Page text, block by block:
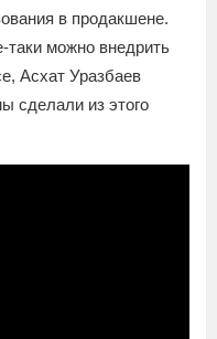
в продакшене.
таки можно внедрить
Асхат Уразбаев
сделали из этого